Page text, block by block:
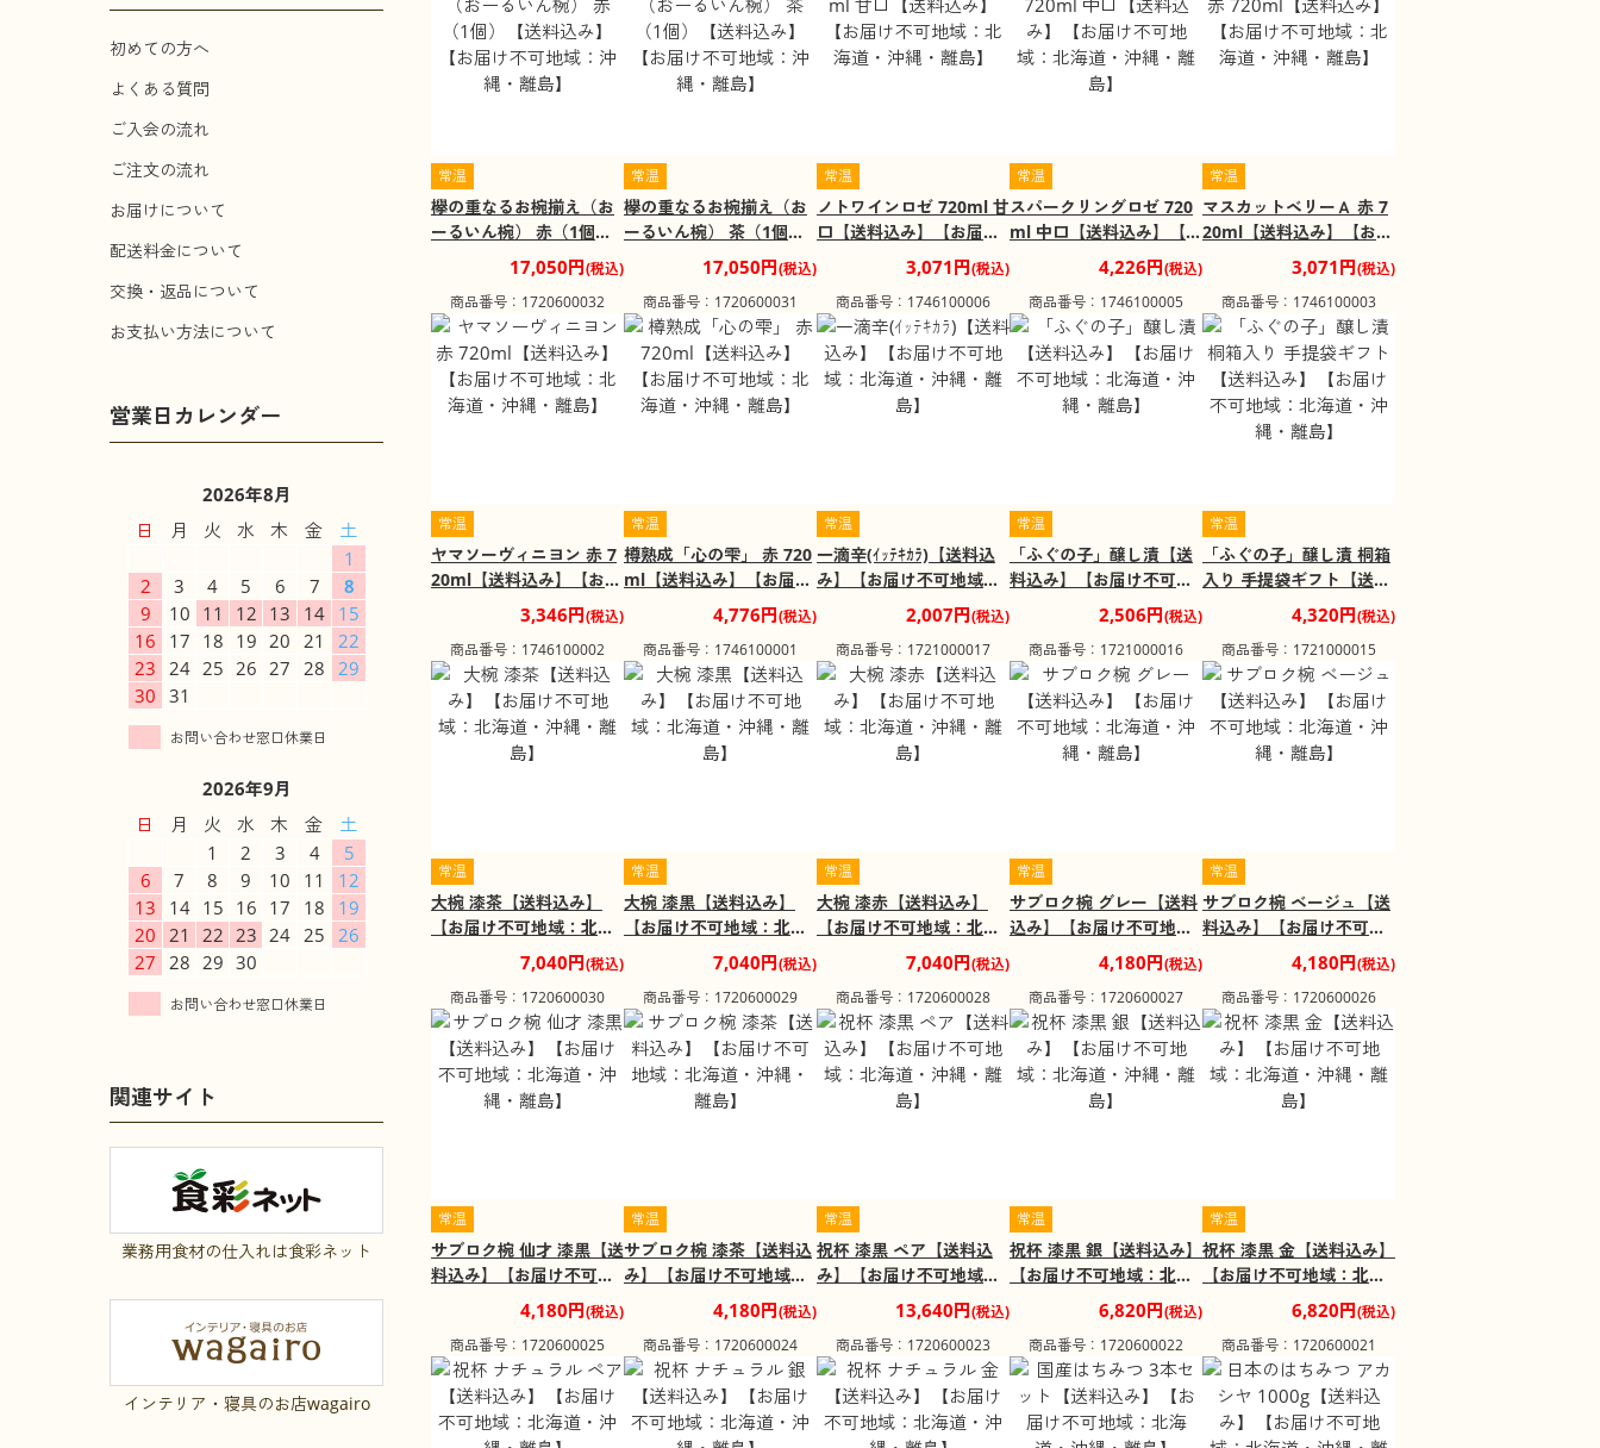
常温
欅の重なるお椀揃え（お
ーるいん椀） 赤（1個）
【送料込み】【お届け不
可地域：沖縄・離島】
17,050円(税込)
商品番号：1720600032
常温
欅の重なるお椀揃え（お
ーるいん椀） 茶（1個）
【送料込み】【お届け不
可地域：沖縄・離島】
17,050円(税込)
商品番号：1720600031
常温
ノトワインロゼ 720ml 甘
口【送料込み】【お届け
不可地域：北海道・沖
3,071円(税込)
商品番号：1746100006
常温
スパークリングロゼ 720
ml 中口【送料込み】【お
届け不可地域：北海道・
4,226円(税込)
商品番号：1746100005
常温
マスカットベリーＡ 赤 7
20ml【送料込み】【お届
け不可地域：北海道・沖
3,071円(税込)
商品番号：1746100003
常温
ヤマソーヴィニヨン 赤 7
20ml【送料込み】【お届
け不可地域：北海道・沖
3,346円(税込)
商品番号：1746100002
常温
樽熟成「心の雫」 赤 720
ml【送料込み】【お届け
不可地域：北海道・沖
4,776円(税込)
商品番号：1746100001
常温
一滴辛(ｲｯﾃｷｶﾗ)【送料込
み】【お届け不可地域：
北海道・沖縄・離島】
2,007円(税込)
商品番号：1721000017
常温
「ふぐの子」醸し漬【送
料込み】【お届け不可地
域：北海道・沖縄・離
2,506円(税込)
商品番号：1721000016
常温
「ふぐの子」醸し漬 桐箱
入り 手提袋ギフト【送料
込み】【お届け不可地
域：北海道・沖縄・離
島】
4,320円(税込)
商品番号：1721000015
常温
大椀 漆茶【送料込み】
【お届け不可地域：北海
道・沖縄・離島】
7,040円(税込)
商品番号：1720600030
常温
大椀 漆黒【送料込み】
【お届け不可地域：北海
道・沖縄・離島】
7,040円(税込)
商品番号：1720600029
常温
大椀 漆赤【送料込み】
【お届け不可地域：北海
道・沖縄・離島】
7,040円(税込)
商品番号：1720600028
常温
サブロク椀 グレー【送料
込み】【お届け不可地
域：北海道・沖縄・離
4,180円(税込)
商品番号：1720600027
常温
サブロク椀 ベージュ【送
料込み】【お届け不可地
域：北海道・沖縄・離
4,180円(税込)
商品番号：1720600026
常温
サブロク椀 仙才 漆黒【送
料込み】【お届け不可地
域：北海道・沖縄・離
4,180円(税込)
商品番号：1720600025
常温
サブロク椀 漆茶【送料込
み】【お届け不可地域：
北海道・沖縄・離島】
4,180円(税込)
商品番号：1720600024
常温
祝杯 漆黒 ペア【送料込
み】【お届け不可地域：
北海道・沖縄・離島】
13,640円(税込)
商品番号：1720600023
常温
祝杯 漆黒 銀【送料込み】
【お届け不可地域：北海
道・沖縄・離島】
6,820円(税込)
商品番号：1720600022
常温
祝杯 漆黒 金【送料込み】
【お届け不可地域：北海
道・沖縄・離島】
6,820円(税込)
商品番号：1720600021
初めての方へ
よくある質問
ご入会の流れ
ご注文の流れ
お届けについて
配送料金について
交換・返品について
お支払い方法について
2026年8月
日
月 火 水 木 金
土
1
2
3 4 5 6 7
8
9
10 11 12 13 14 15
16
17 18 19 20 21
22
23
24 25 26 27 28
29
30 31
2026年9月
日
月 火 水 木 金
土
1
2 3 4
5
6
7 8 9 10 11
12
13
14 15 16 17 18
19
20
21 22 23 24 25
26
27
28 29 30
関連サイト
業務用食材の仕入れは食彩ネット
インテリア・寝具のお店wagairo